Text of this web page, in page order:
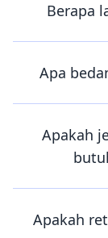
Berapa
Apa
Apakah
Apakah